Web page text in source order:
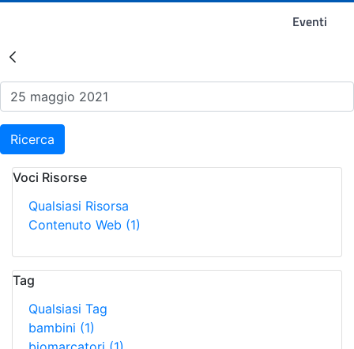
Eventi
Risultati della Ricerca -
Ricerca
Voci Risorse
Qualsiasi Risorsa
Contenuto Web (1)
Tag
Qualsiasi Tag
bambini (1)